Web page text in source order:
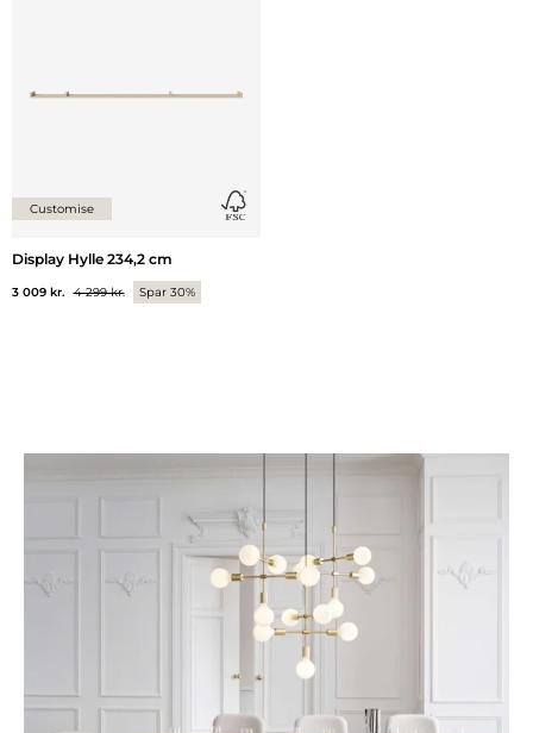
Customise
Display Hylle 234,2 cm
3 009 kr. 4 299 kr. Spar 30%